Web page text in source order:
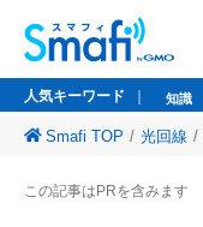
人気キーワード
人気キーワード 知識
Smafi TOP 光回線
この記事はPRを含みます